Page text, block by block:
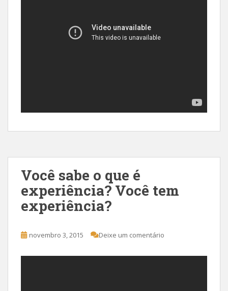
Você sabe o que é
experiência? Você tem
experiência?
novembro 3, 2015 Deixe um comentário